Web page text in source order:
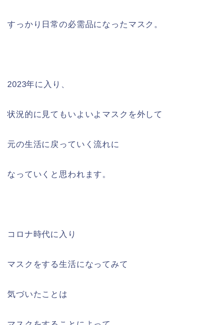
すっかり日常の必需品になったマスク。
2023年に入り、
状況的に見てもいよいよマスクを外して
元の生活に戻っていく流れに
なっていくと思われます。
コロナ時代に入り
マスクをする生活になってみて
気づいたことは